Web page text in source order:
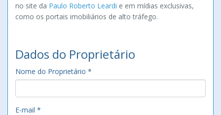
no site da Paulo Roberto Leardi e em mídias exclusivas,
como os portais imobiliários de alto tráfego.
Dados do Proprietário
Nome do Proprietário *
E-mail *